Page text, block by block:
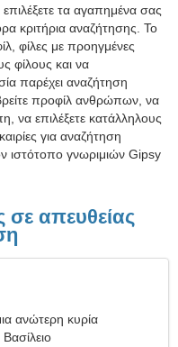
τα αγαπημένα σας
κριτήρια αναζήτησης. Το
φίλες με προηγμένες
φίλους και να
παρέχει αναζήτηση
προφίλ ανθρώπων, να
να επιλέξετε κατάλληλους
για αναζήτηση
ιστότοπο γνωριμιών Gipsy
σε απευθείας
ανώτερη κυρία